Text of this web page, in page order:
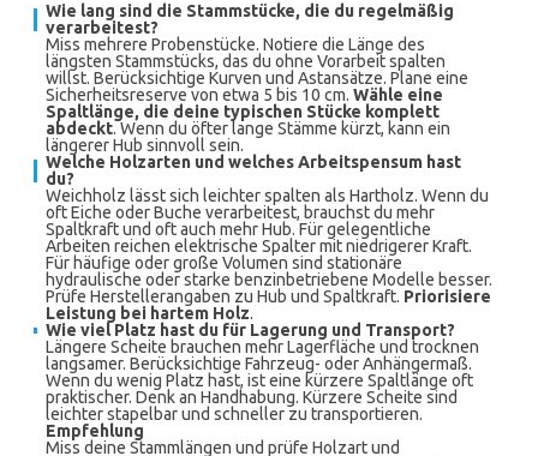
Wie lang sind die Stammstücke, die du regelmäßig
verarbeitest?
Miss mehrere Probenstücke. Notiere die Länge des
längsten Stammstücks, das du ohne Vorarbeit spalten
willst. Berücksichtige Kurven und Astansätze. Plane eine
Sicherheitsreserve von etwa 5 bis 10 cm. Wähle eine
Spaltlänge, die deine typischen Stücke komplett
abdeckt. Wenn du öfter lange Stämme kürzt, kann ein
längerer Hub sinnvoll sein.
Welche Holzarten und welches Arbeitspensum hast
du?
Weichholz lässt sich leichter spalten als Hartholz. Wenn du
oft Eiche oder Buche verarbeitest, brauchst du mehr
Spaltkraft und oft auch mehr Hub. Für gelegentliche
Arbeiten reichen elektrische Spalter mit niedrigerer Kraft.
Für häufige oder große Volumen sind stationäre
hydraulische oder starke benzinbetriebene Modelle besser.
Prüfe Herstellerangaben zu Hub und Spaltkraft. Priorisiere
Leistung bei hartem Holz.
Wie viel Platz hast du für Lagerung und Transport?
Längere Scheite brauchen mehr Lagerfläche und trocknen
langsamer. Berücksichtige Fahrzeug- oder Anhängermaß.
Wenn du wenig Platz hast, ist eine kürzere Spaltlänge oft
praktischer. Denk an Handhabung. Kürzere Scheite sind
leichter stapelbar und schneller zu transportieren.
Empfehlung
Miss deine Stammlängen und prüfe Holzart und